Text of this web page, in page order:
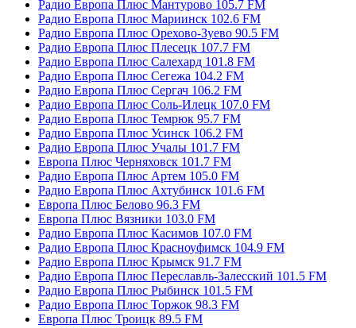
Радио Европа Плюс Мантурово 105.7 FM
Радио Европа Плюс Мариинск 102.6 FM
Радио Европа Плюс Орехово-Зуево 90.5 FM
Радио Европа Плюс Плесецк 107.7 FM
Радио Европа Плюс Салехард 101.8 FM
Радио Европа Плюс Сегежа 104.2 FM
Радио Европа Плюс Сергач 106.2 FM
Радио Европа Плюс Соль-Илецк 107.0 FM
Радио Европа Плюс Темрюк 95.7 FM
Радио Европа Плюс Усинск 106.2 FM
Радио Европа Плюс Учалы 101.7 FM
Европа Плюс Черняховск 101.7 FM
Радио Европа Плюс Артем 105.0 FM
Радио Европа Плюс Ахтубинск 101.6 FM
Европа Плюс Белово 96.3 FM
Европа Плюс Вязники 103.0 FM
Радио Европа Плюс Касимов 107.0 FM
Радио Европа Плюс Красноуфимск 104.9 FM
Радио Европа Плюс Крымск 91.7 FM
Радио Европа Плюс Переславль-Залесский 101.5 FM
Радио Европа Плюс Рыбинск 101.5 FM
Радио Европа Плюс Торжок 98.3 FM
Европа Плюс Троицк 89.5 FM